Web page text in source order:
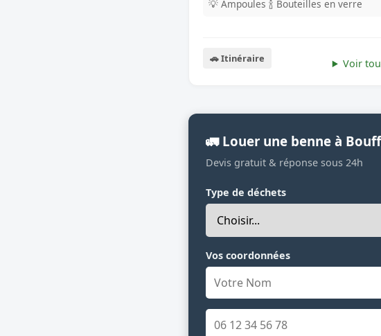
💡 Ampoules 🍾 Bouteilles en verre
🚗 Itinéraire Voir
🚛 Louer une benne à
Devis gratuit & réponse sous 24h
Type de déchets
Vos coordonnées